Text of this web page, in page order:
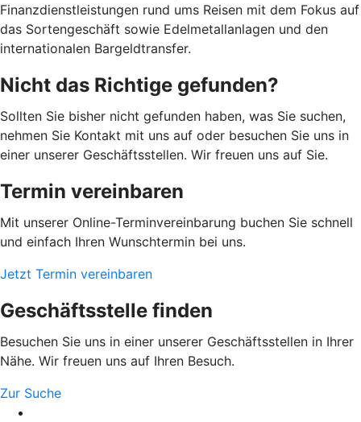
Finanzdienstleistungen rund ums Reisen mit dem Fokus auf
das Sortengeschäft sowie Edelmetallanlagen und den
internationalen Bargeldtransfer.
Nicht das Richtige gefunden?
Sollten Sie bisher nicht gefunden haben, was Sie suchen,
nehmen Sie Kontakt mit uns auf oder besuchen Sie uns in
einer unserer Geschäftsstellen. Wir freuen uns auf Sie.
Termin vereinbaren
Mit unserer Online-Terminvereinbarung buchen Sie schnell
und einfach Ihren Wunschtermin bei uns.
Jetzt Termin vereinbaren
Geschäftsstelle finden
Besuchen Sie uns in einer unserer Geschäftsstellen in Ihrer
Nähe. Wir freuen uns auf Ihren Besuch.
Zur Suche